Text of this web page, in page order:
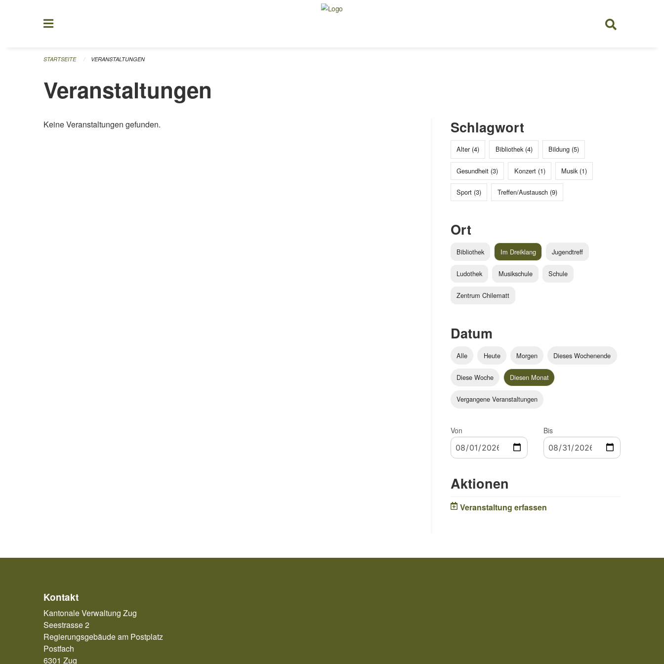
STARTSEITE VERANSTALTUNGEN
Veranstaltungen
Keine Veranstaltungen gefunden. Schlagwort
Alter (4) Bibliothek (4) Bildung (5)
Gesundheit (3) Konzert (1) Musik (1)
Sport (3) Treffen/Austausch (9)
Ort
Bibliothek Im Dreiklang Jugendtreff
Ludothek Musikschule Schule
Zentrum Chilematt
Datum
Alle Heute Morgen Dieses Wochenende
Diese Woche Diesen Monat
Vergangene Veranstaltungen
Von Bis
Aktionen
Veranstaltung erfassen
Kontakt
Kantonale Verwaltung Zug
Seestrasse 2
Regierungsgebäude am Postplatz
Postfach
6301 Zug